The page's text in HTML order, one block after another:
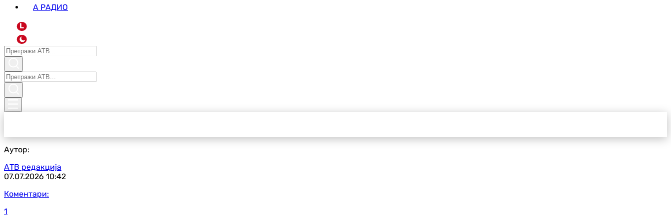
А РАДИО
L
Аутор:
АТВ редакција
07.07.2026 10:42
Коментари:
1